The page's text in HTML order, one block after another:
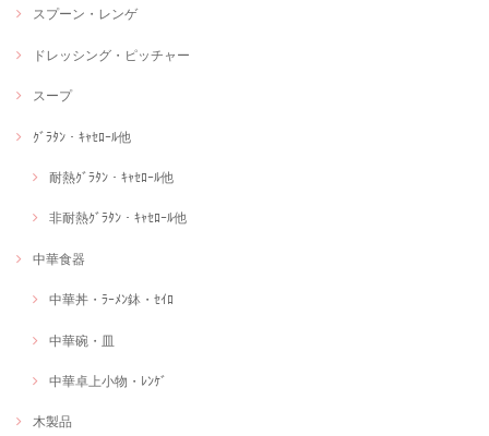
スプーン・レンゲ
ドレッシング・ピッチャー
スープ
ｸﾞﾗﾀﾝ・ｷｬｾﾛｰﾙ他
耐熱ｸﾞﾗﾀﾝ・ｷｬｾﾛｰﾙ他
非耐熱ｸﾞﾗﾀﾝ・ｷｬｾﾛｰﾙ他
中華食器
中華丼・ﾗｰﾒﾝ鉢・ｾｲﾛ
中華碗・皿
中華卓上小物・ﾚﾝｹﾞ
木製品